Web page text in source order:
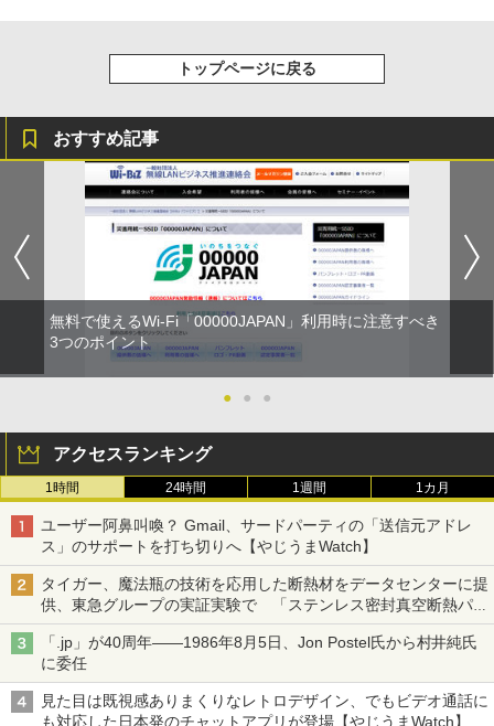
トップページに戻る
おすすめ記事
無料で使えるWi-Fi「00000JAPAN」利用時に注意すべき
3つのポイント
● ● ●
アクセスランキング
1時間 24時間 1週間 1カ月
ユーザー阿鼻叫喚？ Gmail、サードパーティの「送信元アドレ
ス」のサポートを打ち切りへ【やじうまWatch】
タイガー、魔法瓶の技術を応用した断熱材をデータセンターに提
供、東急グループの実証実験で 「ステンレス密封真空断熱パネ
ル TIVIP」
「.jp」が40周年――1986年8月5日、Jon Postel氏から村井純氏
に委任
見た目は既視感ありまくりなレトロデザイン、でもビデオ通話に
も対応した日本発のチャットアプリが登場【やじうまWatch】